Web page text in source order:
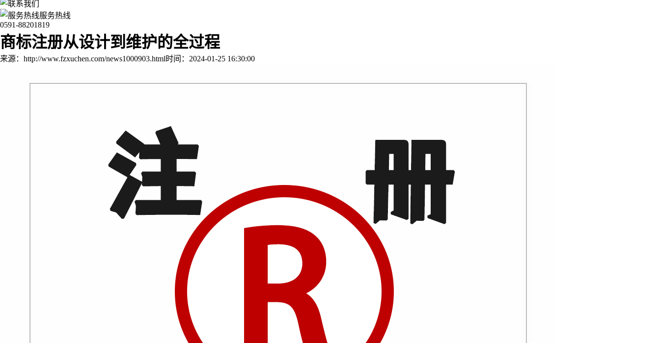
服务热线
0591-88201819
商标注册从设计到维护的全过程
来源：http://www.fzxuchen.com/news1000903.html时间：2024-01-25 16:30:00